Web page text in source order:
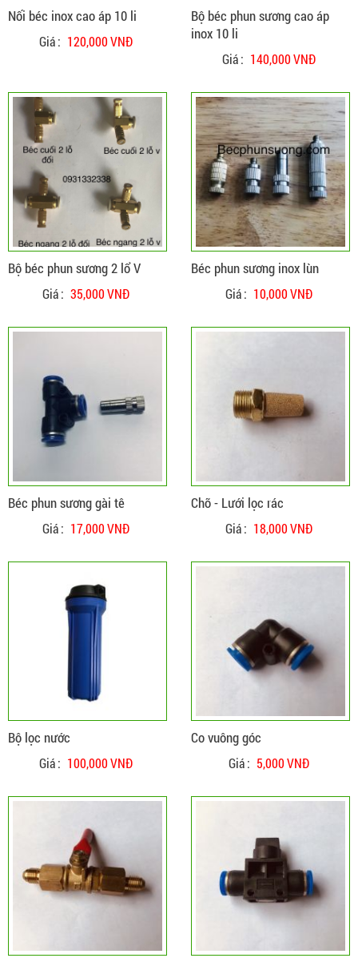
Nối béc inox cao áp 10 li
Giá : 120,000 VNĐ
Bộ béc phun sương cao áp
inox 10 li
Giá : 140,000 VNĐ
Bộ béc phun sương 2 lổ V
Giá : 35,000 VNĐ
CHI TIẾT
Béc phun sương inox lùn
Giá : 10,000 VNĐ
ĐẶT HÀNG
Béc phun sương gài tê
Giá : 17,000 VNĐ
CHI TIẾT
Chõ - Lưới lọc rác
Giá : 18,000 VNĐ
ĐẶT HÀNG
Bộ lọc nước
Giá : 100,000 VNĐ
CHI TIẾT
Co vuông góc
Giá : 5,000 VNĐ
ĐẶT HÀNG
CHI TIẾT
ĐẶT HÀNG